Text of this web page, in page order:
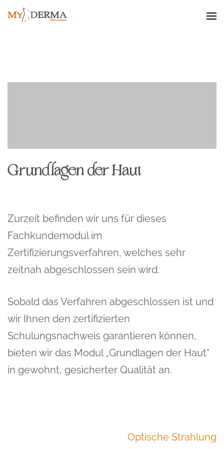
Grundlagen der Haut
Zurzeit befinden wir uns für dieses
Fachkundemodul im
Zertifizierungsverfahren, welches sehr
zeitnah abgeschlossen sein wird.
Sobald das Verfahren abgeschlossen ist und
wir Ihnen den zertifizierten
Schulungsnachweis garantieren können,
bieten wir das Modul „Grundlagen der Haut“
in gewohnt, gesicherter Qualität an.
Optische Strahlung